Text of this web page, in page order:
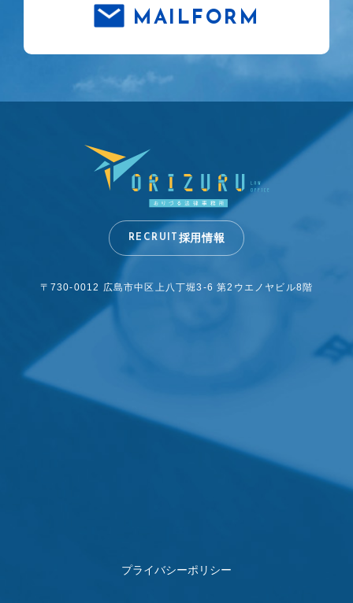
MAILFORM
RECRUIT 採用情報
〒730-0012 広島市中区上八丁堀3-6第2ウエノヤビル8階
プライバシーポリシー